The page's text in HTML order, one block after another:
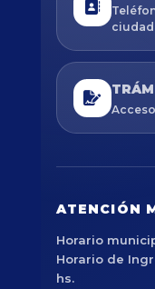
ATENCIÓN
Horario
Horario de
hs.